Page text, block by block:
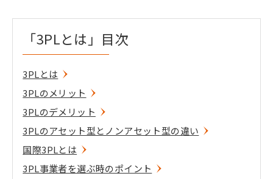
「3PLとは」目次
3PLとは
3PLのメリット
3PLのデメリット
3PLのアセット型とノンアセット型の違い
国際3PLとは
3PL事業者を選ぶ時のポイント